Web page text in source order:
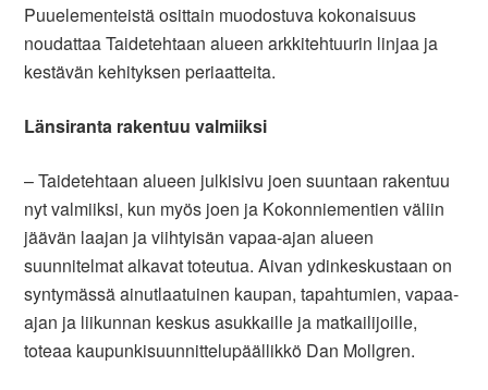
Puuelementeistäosittain muodostuva kokonaisuus
noudattaaTaidetehtaan alueen arkkitehtuurin linjaa ja
kestävän kehityksen periaatteita.
Länsiranta rakentuu valmiiksi
– Taidetehtaan alueen julkisivu joen suuntaan rakentuu
nyt valmiiksi, kun myös joen ja Kokonniementien väliin
jäävän laajan ja viihtyisän vapaa-ajan alueen
suunnitelmat alkavat toteutua. Aivan ydinkeskustaan on
syntymässä ainutlaatuinen kaupan, tapahtumien, vapaa-
ajan ja liikunnan keskus asukkaille ja matkailijoille,
toteaa kaupunkisuunnittelupäällikkö Dan Mollgren.